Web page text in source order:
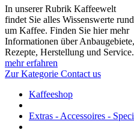
In unserer Rubrik Kaffeewelt
findet Sie alles Wissenswerte rund
um Kaffee. Finden Sie hier mehr
Informationen über Anbaugebiete,
Rezepte, Herstellung und Service.
mehr erfahren